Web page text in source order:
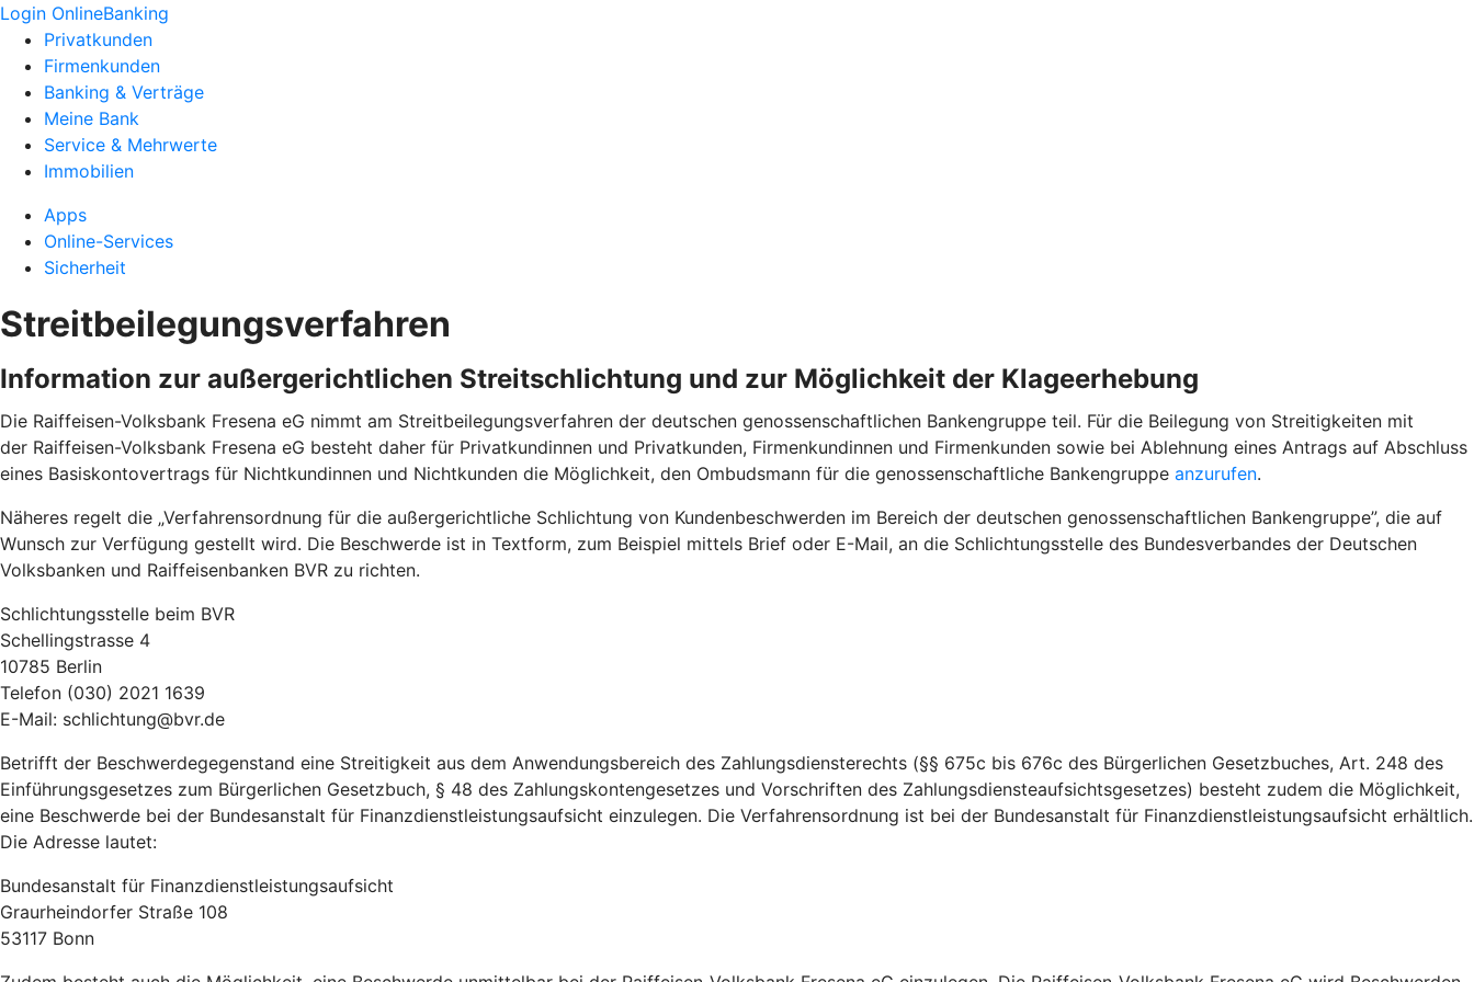
Login OnlineBanking
Privatkunden
Firmenkunden
Banking & Verträge
Meine Bank
Service & Mehrwerte
Immobilien
Apps
Online-Services
Sicherheit
Streitbeilegungsverfahren
Information zur außergerichtlichen Streitschlichtung und zur Möglichkeit der Klageerhebung
Die Raiffeisen-Volksbank Fresena eG nimmt am Streitbeilegungsverfahren der deutschen genossenschaftlichen Bankengruppe teil. Für die Beilegung von Streitigkeiten mit
der Raiffeisen-Volksbank Fresena eG besteht daher für Privatkundinnen und Privatkunden, Firmenkundinnen und Firmenkunden sowie bei Ablehnung eines Antrags auf Abschluss
eines Basiskontovertrags für Nichtkundinnen und Nichtkunden die Möglichkeit, den Ombudsmann für die genossenschaftliche Bankengruppe anzurufen.
Näheres regelt die „Verfahrensordnung für die außergerichtliche Schlichtung von Kundenbeschwerden im Bereich der deutschen genossenschaftlichen Bankengruppe”, die auf
Wunsch zur Verfügung gestellt wird. Die Beschwerde ist in Textform, zum Beispiel mittels Brief oder E-Mail, an die Schlichtungsstelle des Bundesverbandes der Deutschen
Volksbanken und Raiffeisenbanken BVR zu richten.
Schlichtungsstelle beim BVR
Schellingstrasse 4
10785 Berlin
Telefon (030) 2021 1639
E-Mail: schlichtung@bvr.de
Betrifft der Beschwerdegegenstand eine Streitigkeit aus dem Anwendungsbereich des Zahlungsdiensterechts (§§ 675c bis 676c des Bürgerlichen Gesetzbuches, Art. 248 des
Einführungsgesetzes zum Bürgerlichen Gesetzbuch, § 48 des Zahlungskontengesetzes und Vorschriften des Zahlungsdiensteaufsichtsgesetzes) besteht zudem die Möglichkeit,
eine Beschwerde bei der Bundesanstalt für Finanzdienstleistungsaufsicht einzulegen. Die Verfahrensordnung ist bei der Bundesanstalt für Finanzdienstleistungsaufsicht erhältlich.
Die Adresse lautet:
Bundesanstalt für Finanzdienstleistungsaufsicht
Graurheindorfer Straße 108
53117 Bonn